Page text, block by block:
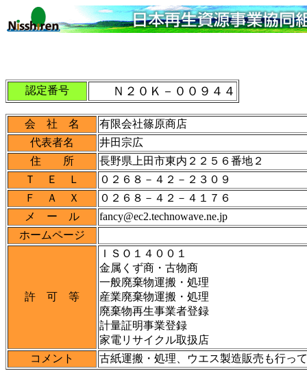
認定番号 Ｎ２０Ｋ－００９４４
会 社 名
有限会社篠原商店
代表者名
井田宗広
住 所
長野県上田市東内２２５６番地２
Ｔ Ｅ Ｌ
０２６８－４２－２３０９
Ｆ Ａ Ｘ
０２６８－４２－４１７６
メ ー ル
fancy@ec2.technowave.ne.jp
ホームページ
許 可 等
ＩＳＯ１４００１
金属くず商・古物商
一般廃棄物運搬・処理
産業廃棄物運搬・処理
廃棄物再生事業者登録
計量証明事業登録
家電リサイクル取扱店
コメント
古紙運搬・処理、ウエス製造販売も行っ